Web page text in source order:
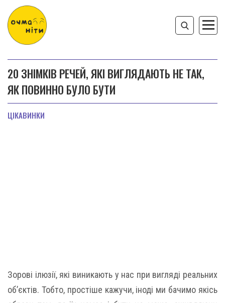
20 ЗНІМКІВ РЕЧЕЙ, ЯКІ ВИГЛЯДАЮТЬ НЕ ТАК,
ЯК ПОВИННО БУЛО БУТИ
ЦІКАВИНКИ
Зорові ілюзії, які виникають у нас при вигляді реальних
об’єктів. Тобто, простіше кажучи, іноді ми бачимо якісь